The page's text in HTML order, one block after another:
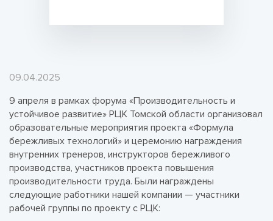
09.04.2025
9 апреля в рамках форума «Производительность и
устойчивое развитие» РЦК Томской области организовал
образовательные мероприятия проекта «Формула
бережливых технологий» и церемонию награждения
внутренних тренеров, инструкторов бережливого
производства, участников проекта повышения
производительности труда. Были награждены
следующие работники нашей компании — участники
рабочей группы по проекту с РЦК: